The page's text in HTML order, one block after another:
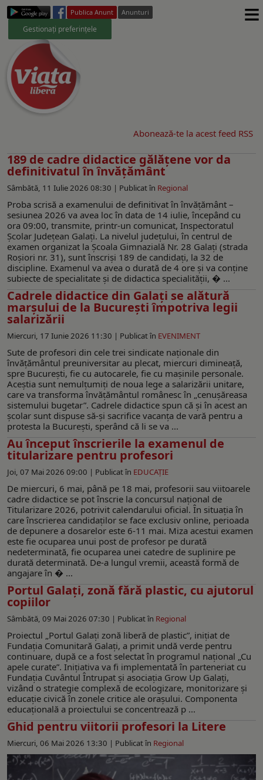
Publica Anunt Anunturi
Gestionați preferințele ≡
Abonează-te la acest feed RSS
189 de cadre didactice gălățene vor da
definitivatul în învățământ
Sâmbătă, 11 Iulie 2026 08:30 | Publicat în Regional
Proba scrisă a examenului de definitivat în învățământ –
sesiunea 2026 va avea loc în data de 14 iulie, începând cu
ora 09:00, transmite, printr-un comunicat, Inspectoratul
Școlar Județean Galați. La nivelul județului, în centrul de
examen organizat la Școala Gimnazială Nr. 28 Galați (strada
Roșiori nr. 31), sunt înscriși 189 de candidați, la 32 de
discipline. Examenul va avea o durată de 4 ore și va conține
subiecte de specialitate și de didactica specialității, � ...
Cadrele didactice din Galați se alătură
marșului de la București împotriva legii
salarizării
Miercuri, 17 Iunie 2026 11:30 | Publicat în EVENIMENT
Sute de profesori din cele trei sindicate naţionale din
învățământul preuniversitar au plecat, miercuri dimineață,
spre București, fie cu autocarele, fie cu mașinile personale.
Aceștia sunt nemulțumiți de noua lege a salarizării unitare,
care va transforma învățământul românesc în „cenușăreasa
sistemului bugetar”. Cadrele didactice spun că și în acest an
școlar sunt dispuse să-și sacrifice vacanța de vară pentru a
protesta la București, sperând că li se va ...
Au început înscrierile la examenul de
titularizare pentru profesori
Joi, 07 Mai 2026 09:00 | Publicat în EDUCAŢIE
De miercuri, 6 mai, până pe 18 mai, profesorii sau viitoarele
cadre didactice se pot înscrie la concursul național de
Titularizare 2026, potrivit calendarului oficial. În situația în
care înscrierea candidaților se face exclusiv online, perioada
de depunere a dosarelor este 6-11 mai. Miza acestui examen
este fie ocuparea unui post de profesor pe durată
nedeterminată, fie ocuparea unei catedre de suplinire pe
durată determinată. De-a lungul vremii, această formă de
angajare în � ...
Portul Galați, zonă fără plastic, cu ajutorul
copiilor
Sâmbătă, 09 Mai 2026 07:30 | Publicat în Regional
Proiectul „Portul Galați zonă liberă de plastic”, inițiat de
Fundația Comunitară Galați, a primit undă verde pentru
continuare, după ce a fost selectat în programul național „Cu
apele curate”. Inițiativa va fi implementată în parteneriat cu
Fundația Cuvântul Întrupat și asociația Grow Up Galați,
vizând o strategie complexă de ecologizare, monitorizare și
educație civică în zonele critice ale orașului. Componenta
educațională a proiectului se concentrează p ...
Ghid pentru viitorii profesori la Litere
Miercuri, 06 Mai 2026 13:30 | Publicat în Regional